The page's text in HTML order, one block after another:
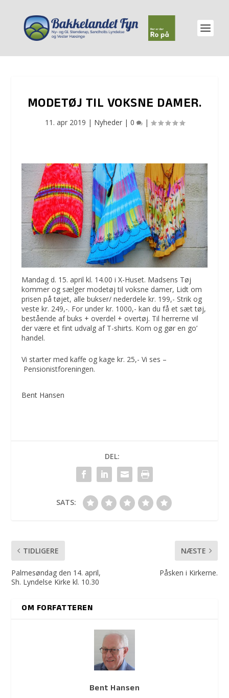
MODETØJ TIL VOKSNE DAMER.
11. apr 2019 | Nyheder| 0 |
Mandag d. 15. april kl. 14.00 i X-Huset. Madsens Tøj
kommer og sælger modetøj til voksne damer, Lidt om
prisen på tøjet, alle bukser/ nederdele kr. 199,- Strik og
veste kr. 249,-. For under kr. 1000,- kan du få et sæt tøj,
bestående af buks + overdel + overtøj. Til herrerne vil
der være et fint udvalg af T-shirts. Kom og gør en go’
handel.
Vi starter med kaffe og kage kr. 25,- Vi ses –
Pensionistforeningen.
Bent Hansen
DEL:
SATS:
TIDLIGERE
Palmesøndag den 14. april,
Sh. Lyndelse Kirke kl. 10.30
NÆSTE
Påsken i Kirkerne.
OM FORFATTEREN
Bent Hansen